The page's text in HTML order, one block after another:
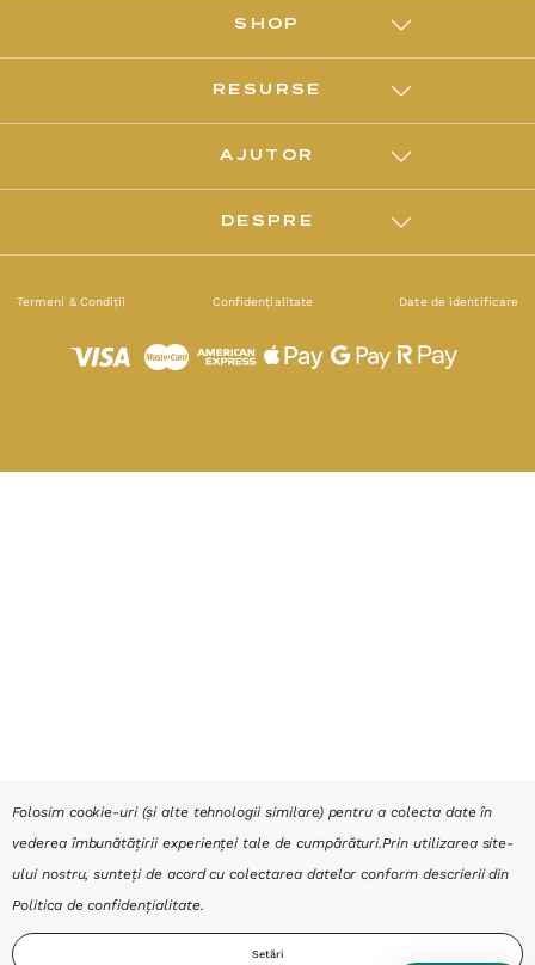
SHOP
RESURSE
AJUTOR
DESPRE
Termeni & Condiții Confidențialitate Date de identificare
Folosim cookie-uri (și alte tehnologii similare) pentru a colecta date în
vederea îmbunătățirii experienței tale de cumpărături.Prin utilizarea site-
ului nostru, sunteți de acord cu colectarea datelor conform descrierii din
Politica de confidențialitate.
Setări